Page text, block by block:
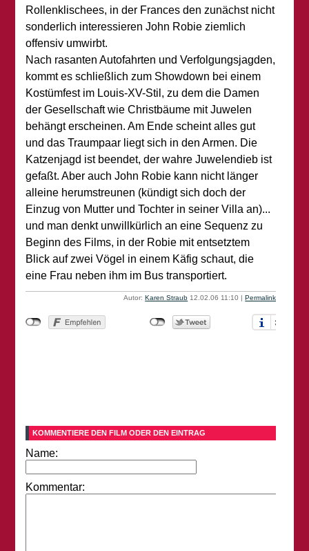
Rollenklischees, in der Frances den zunächst nicht
sonderlich interessieren John Robie ziemlich
offensiv umwirbt.
Nach rasanten Autofahrten und Verfolgungsjagden,
kommt es schließlich zum Showdown bei einem
Kostümfest im Louis-XV-Stil, zu dem die Damen
der Gesellschaft wie Christbäume mit Juwelen
behängt erscheinen. Am Ende scheint alles gut
und das Traumpaar liegt sich in den Armen. Die
Katzenjagd ist beendet, der wahre Juwelendieb ist
gefaßt. Aber auch John Robie kann nicht länger
alleine herumstreunen (kündigt sich doch der
Einzug von Mutter und Tochter in seiner Villa an)...
und man denkt unwillkürlich an eine Sequenz zu
Beginn des Films, in der Robie mit entsetztem
Blick auf zwei Vögel in einem Käfig schaut, die
eine Frau neben ihm im Bus transportiert.
Autor:Karen Straub 12.02.06 11:10 |Permalink
KOMMENTIERE DEN FILM ODER DEN EINTRAG
Name:
Kommentar: